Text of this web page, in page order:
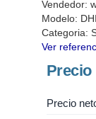
Vendedor:
Modelo:
Categoria:
Ver
Precio
Precio